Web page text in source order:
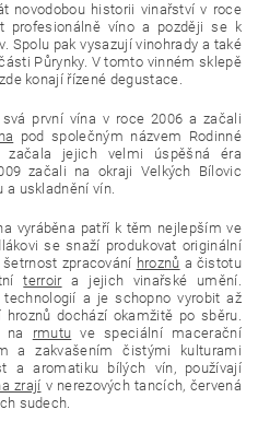
novodobou historii vinařství v roce
profesionálně víno a později se k
Spolu pak vysazují vinohrady a také
Půrynky. V tomto vinném sklepě
konají řízené degustace.
první vína v roce 2006 a začali
pod společným názvem Rodinné
začala jejich velmi úspěšná éra
začali na okraji Velkých Bílovic
a uskladnění vín.
vyráběna patří k těm nejlepším ve
se snaží produkovat originální
zpracování hroznů a čistotu
terroira jejich vinařské umění.
a je schopno vyrobit až
dochází okamžitě po sběru.
na rmutu ve speciální macerační
a zakvašením čistými kulturami
a aromatiku bílých vín, používají
zrají v nerezových tancích, červená
sudech.